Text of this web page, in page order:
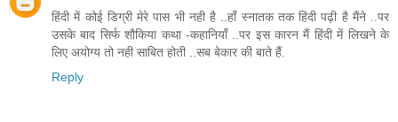
हिंदी में कोई डिग्री मेरे पास भी नही है ..हाँ स्नातक तक हिंदी पढ़ी है मैंने ..पर
उसके बाद सिर्फ शौकिया कथा -कहानियाँ ..पर इस कारन मैं हिंदी में लिखने के
लिए अयोग्य तो नही साबित होती ..सब बेकार की बाते हैं.
Reply